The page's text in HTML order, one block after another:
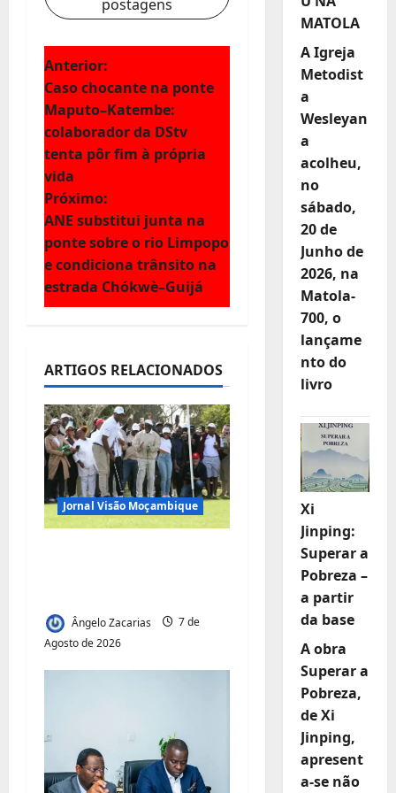
postagens
N
a
v
e
g
a
ç
o
d
e
a
r
g
o
Anterior:
Caso chocante na ponte
Maputo–Katembe:
colaborador da DStv
tenta pôr fim à própria
vida
Próximo:
ANE substitui junta na
ponte sobre o rio Limpopo
e condiciona trânsito na
estrada Chókwè–Guijá
ARTIGOS RELACIONADOS
Jornal Visão Moçambique
Ângelo Zacarias
7 de
Agosto de 2026
MATOLA
A Igreja
Metodist
a
Wesleyan
a
acolheu,
no
sábado,
20 de
Junho de
2026, na
Matola-
700, o
lançame
nto do
livro
Xi
Jinping:
Superar a
Pobreza –
a partir
da base
A obra
Superar a
Pobreza,
de Xi
Jinping,
apresent
a-se não